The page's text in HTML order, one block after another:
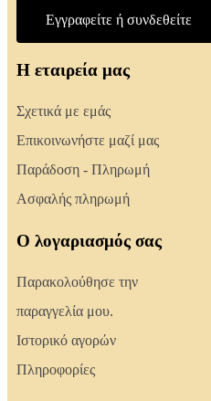
Εγγραφείτε ή συνδεθείτε
Η εταιρεία μας
Σχετικά με εμάς
Επικοινωνήστε μαζί μας
Παράδοση - Πληρωμή
Ασφαλής πληρωμή
Ο λογαριασμός σας
Παρακολούθησε την
παραγγελία μου.
Ιστορικό αγορών
Πληροφορίες